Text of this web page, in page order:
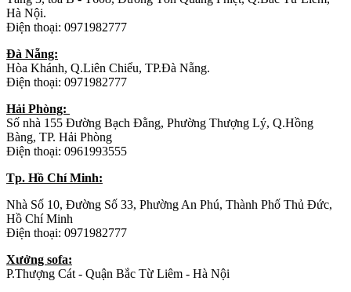
Hà Nội.
Điện thoại: 0971982777
Đà Nẵng:
Hòa Khánh, Q.Liên Chiểu, TP.Đà Nẵng.
Điện thoại: 0971982777
Hải Phòng:
Số nhà 155 Đường Bạch Đằng, Phường Thượng Lý, Q.Hồng
Bàng, TP. Hải Phòng
Điện thoại: 0961993555
Tp. Hồ Chí Minh:
Nhà Số 10, Đường Số 33, Phường An Phú, Thành Phố Thủ Đức,
Hồ Chí Minh
Điện thoại: 0971982777
Xưởng sofa:
P.Thượng Cát - Quận Bắc Từ Liêm - Hà Nội